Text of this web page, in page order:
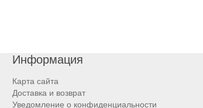
Информация
Карта сайта
Доставка и возврат
Уведомление о конфиденциальности